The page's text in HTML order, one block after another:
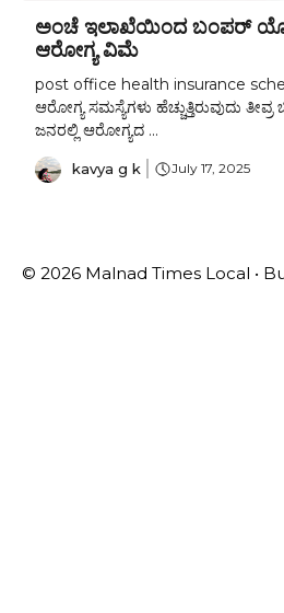
ಅಂಚೆ ಇಲಾಖೆಯಿಂದ ಬಂಪರ್
ಆರೋಗ್ಯ ವಿಮೆ
post office health insurance
ಆರೋಗ್ಯ ಸಮಸ್ಯೆಗಳು ಹೆಚ್ಚುತ್ತಿರುವುದು
ಜನರಲ್ಲಿ ಆರೋಗ್ಯದ ...
kavya g k July 17, 2025
© 2026 Malnad Times Local •